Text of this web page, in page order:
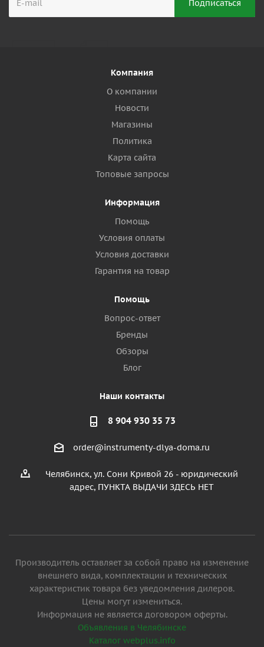
Компания
О компании
Новости
Магазины
Политика
Карта сайта
Топовые запросы
Информация
Помощь
Условия оплаты
Условия доставки
Гарантия на товар
Помощь
Вопрос-ответ
Бренды
Обзоры
Блог
Наши контакты
8 904 930 35 73
order@instrumenty-dlya-doma.ru
Челябинск, ул. Сони Кривой 26 - юридический
адрес, ПУНКТА ВЫДАЧИ ЗДЕСЬ НЕТ
Производитель оставляет за собой право на изменение
внешнего вида, комплектации и технических
характеристик товара без уведомления дилеров.
Цены могут измениться.
Информация не является договором оферты.
Объявления в Челябинске
Каталог webplus.info